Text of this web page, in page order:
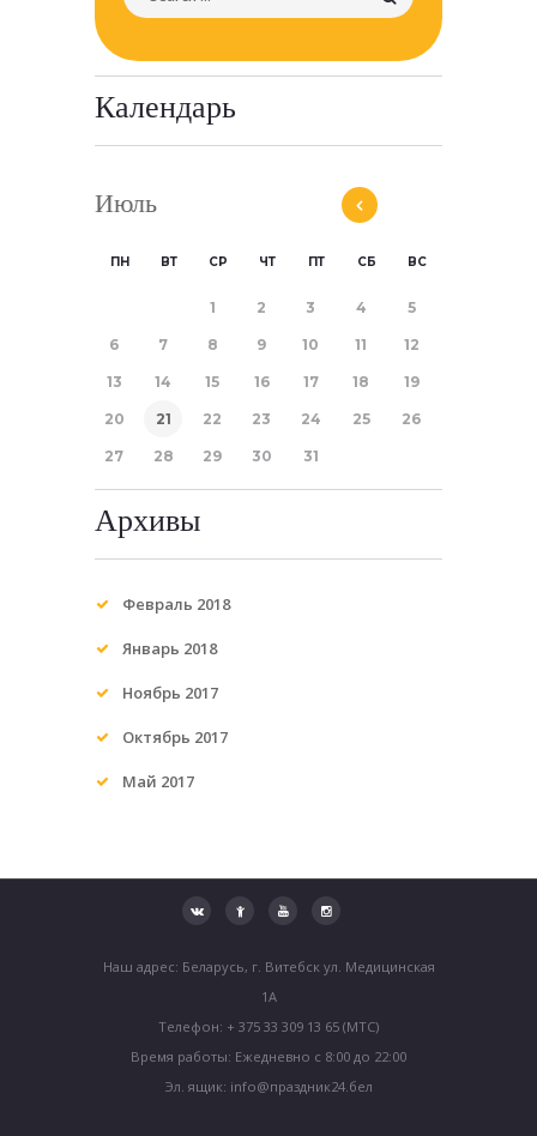
Календарь
Июль
ПН ВТ СР ЧТ ПТ СБ ВС
1 2 3 4 5
6 7 8 9 10 11 12
13 14 15 16 17 18 19
20 21 22 23 24 25 26
27 28 29 30 31
Архивы
Февраль 2018
Январь 2018
Ноябрь 2017
Октябрь 2017
Май 2017
Наш адрес: Беларусь, г. Витебск ул. Медицинская
1А
Телефон: + 375 33 309 13 65 (МТС)
Время работы: Ежедневно с 8:00 до 22:00
Эл. ящик: info@праздник24.бел